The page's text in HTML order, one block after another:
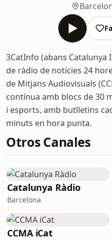
3CatInfo (abans
de ràdio de notícies 24
de Mitjans Audiovisuals
contínua amb blocs de 30
i esports, amb butlletins
minuts en hora punta.
Otros Canales
Catalunya Ràdio
Barcelona
CCMA iCat